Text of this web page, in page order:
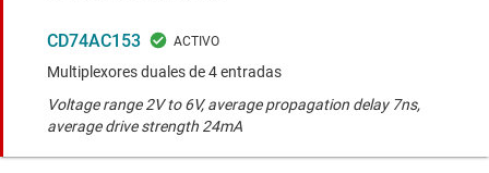
CD74AC153
Multiplexores duales de 4 entradas
Voltage range 2V to 6V, average propagation delay 7ns,
average drive strength 24mA